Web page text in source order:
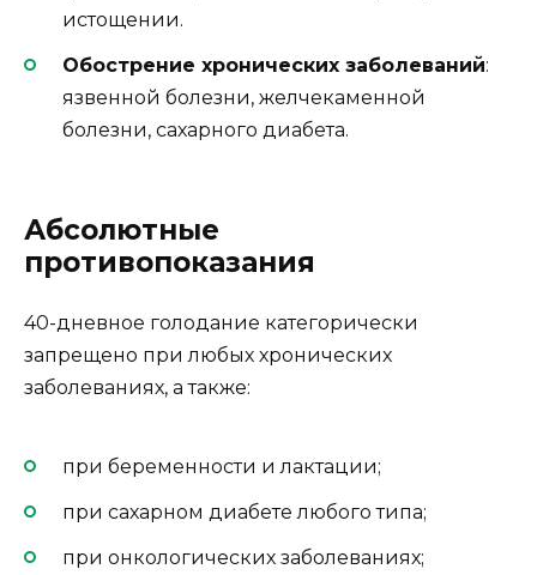
истощении.
Обострение хронических заболеваний:
язвенной болезни, желчекаменной
болезни, сахарного диабета.
Абсолютные
противопоказания
40-дневное голодание категорически
запрещено при любых хронических
заболеваниях, а также:
при беременности и лактации;
при сахарном диабете любого типа;
при онкологических заболеваниях;